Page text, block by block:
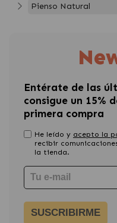
Pienso Natural
Entérate de las
consigue un 15%
primera compra
He leído y acepto la
recibir
la tienda.
SUSCRIBIRME